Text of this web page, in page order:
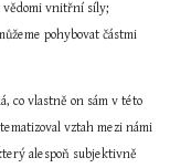
vědomi vnitřní síly;
pohybovat částmi
co vlastně on sám v této
vztah mezi námi
alespoň subjektivně